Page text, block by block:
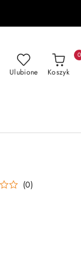
Ulubione Koszyk
0
(0)